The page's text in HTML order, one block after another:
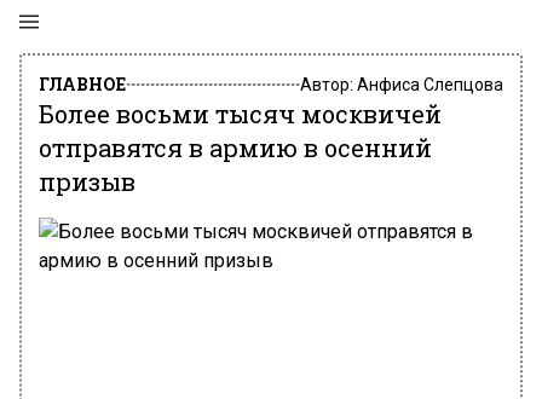
ГЛАВНОЕ Автор: Анфиса Слепцова
Более восьми тысяч москвичей
отправятся в армию в осенний
призыв